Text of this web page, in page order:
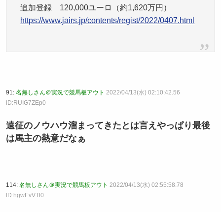
追加登録 120,000ユーロ（約1,620万円）
https://www.jairs.jp/contents/regist/2022/0407.html
91: 名無しさん＠実況で競馬板アウト 2022/04/13(水) 02:10:42.56
ID:RUIG7ZEp0
遠征のノウハウ溜まってきたとは言えやっぱり最後
は馬主の熱意だなぁ
114: 名無しさん＠実況で競馬板アウト 2022/04/13(水) 02:55:58.78
ID:hgwEvVTl0